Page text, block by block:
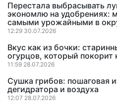
Перестала выбрасывать
экономлю на удобрениях:
самыми урожайными в
12:29 30.07.2026
Вкус как из бочки:
огурцов, который покорит
11:59 28.07.2026
Сушка грибов: пошаговая
дегидратора и воздуха
12:07 28.07.2026